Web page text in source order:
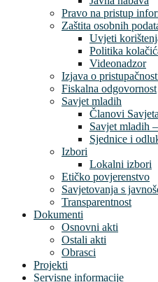
Pravo na pristup
Zaštita osobnih
Uvjeti
Politika
Videonadzor
Izjava o
Fiskalna odgovornost
Savjet mladih
Članovi
Savjet mladih
Sjednice i
Izbori
Lokalni izbori
Etičko povjerenstvo
Savjetovanja s
Transparentnost
Dokumenti
Osnovni akti
Ostali akti
Obrasci
Projekti
Servisne informacije